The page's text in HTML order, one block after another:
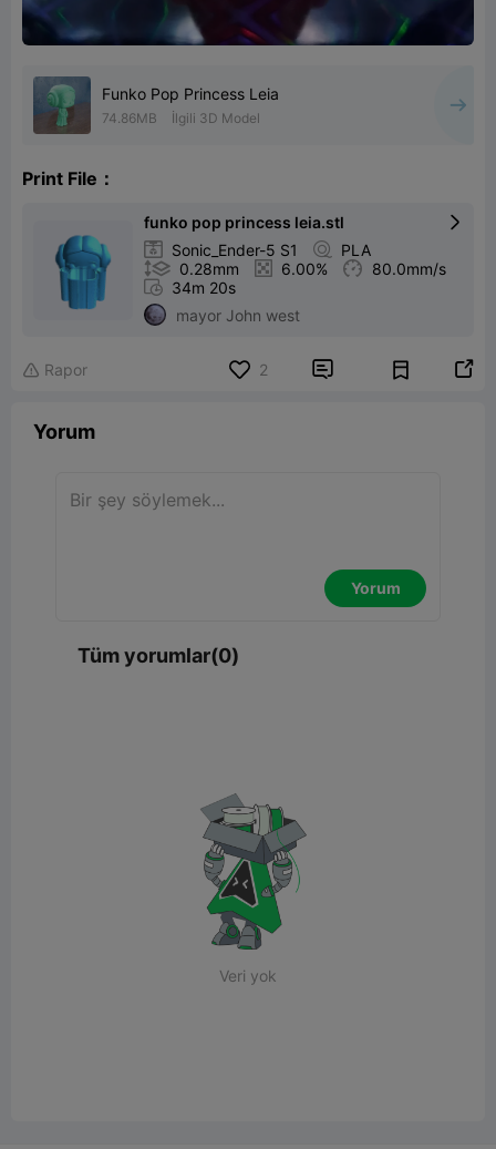
Funko Pop Princess Leia
74.86MB İlgili 3D Model
Print File：
funko pop princess leia.stl 
 Sonic_Ender-5 S1  PLA
 0.28mm  6.00%  80.0mm/s
 34m 20s
mayor John west
 Rapor 2  
Yorum
Yorum
Tüm yorumlar(0)
Veri yok